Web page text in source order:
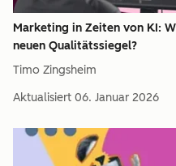
Marketing in Zeiten von KI:
neuen Qualitätssiegel?
Timo Zingsheim
Aktualisiert 06. Januar 2026